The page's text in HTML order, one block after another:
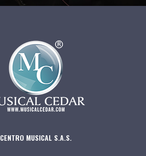
CENTRO MUSICAL S.A.S.